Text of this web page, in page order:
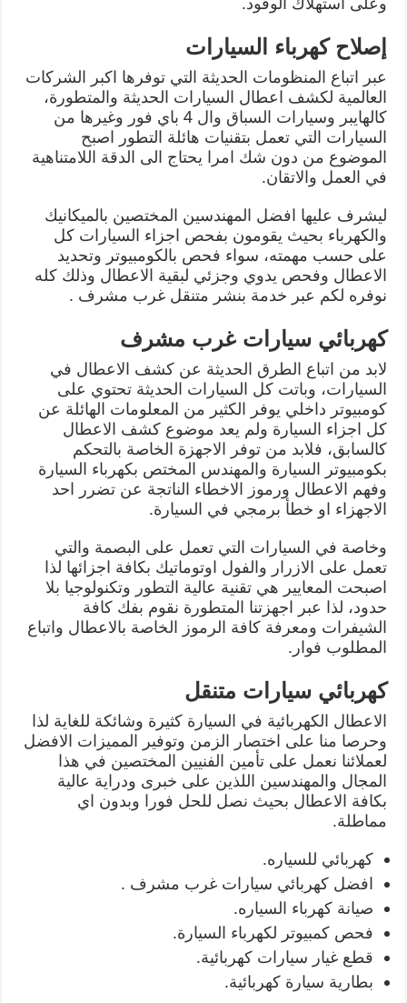
إصلاح كهرباء السيارات
عبر اتباع المنظومات الحديثة التي توفرها اكبر الشركات
العالمية لكشف اعطال السيارات الحديثة والمتطورة،
كالهايبر وسيارات السباق وال 4 باي فور وغيرها من
السيارات التي تعمل بتقنيات هائلة التطور اصبح
الموضوع من دون شك امرا يحتاج الى الدقة اللامتناهية
في العمل والاتقان.
ليشرف عليها افضل المهندسين المختصين بالميكانيك
والكهرباء بحيث يقومون بفحص اجزاء السيارات كل
على حسب مهمته، سواء فحص بالكومبيوتر وتحديد
الاعطال وفحص يدوي وجزئي لبقية الاعطال وذلك كله
نوفره لكم عبر خدمة بنشر متنقل غرب مشرف .
كهربائي سيارات غرب مشرف
لابد من اتباع الطرق الحديثة عن كشف الاعطال في
السيارات، وباتت كل السيارات الحديثة تحتوي على
كومبيوتر داخلي يوفر الكثير من المعلومات الهائلة عن
كل اجزاء السيارة ولم يعد موضوع كشف الاعطال
كالسابق، فلابد من توفر الاجهزة الخاصة بالتحكم
بكومبيوتر السيارة والمهندس المختص بكهرباء السيارة
وفهم الاعطال ورموز الاخطاء الناتجة عن تضرر احد
الاجهزاء او خطأ برمجي في السيارة.
وخاصة في السيارات التي تعمل على البصمة والتي
تعمل على الازرار والفول اوتوماتيك بكافة اجزائها لذا
اصبحت المعايير هي تقنية عالية التطور وتكنولوجيا بلا
حدود، لذا عبر اجهزتنا المتطورة نقوم بفك كافة
الشيفرات ومعرفة كافة الرموز الخاصة بالاعطال واتباع
المطلوب فوار.
كهربائي سيارات متنقل
الاعطال الكهربائية في السيارة كثيرة وشائكة للغاية لذا
وحرصا منا على اختصار الزمن وتوفير المميزات الافضل
لعملائنا نعمل على تأمين الفنيين المختصين في هذا
المجال والمهندسين اللذين على خبرى ودراية عالية
بكافة الاعطال بحيث نصل للحل فورا وبدون اي
مماطلة.
كهربائي للسياره.
افضل كهربائي سيارات غرب مشرف .
صيانة كهرباء السياره.
فحص كمبيوتر لكهرباء السيارة.
قطع غيار سيارات كهربائية.
بطارية سيارة كهربائية.